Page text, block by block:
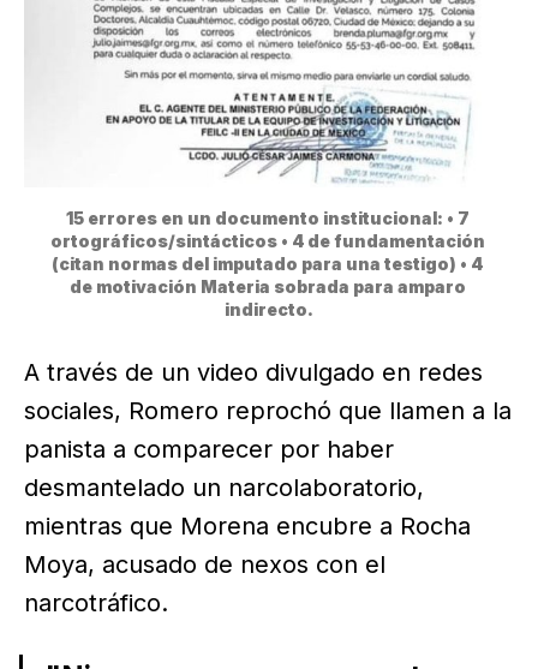
15 errores en un documento institucional: • 7
ortográficos/sintácticos • 4 de fundamentación
(citan normas del imputado para una testigo) • 4
de motivación Materia sobrada para amparo
indirecto.
A través de un video divulgado en redes
sociales, Romero reprochó que llamen a la
panista a comparecer por haber
desmantelado un narcolaboratorio,
mientras que Morena encubre a Rocha
Moya, acusado de nexos con el
narcotráfico.